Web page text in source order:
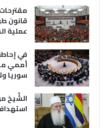
قانون
عملية
في
أممي
سوريا
الشَّيخ